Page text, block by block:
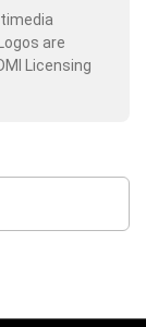
are
Licensing